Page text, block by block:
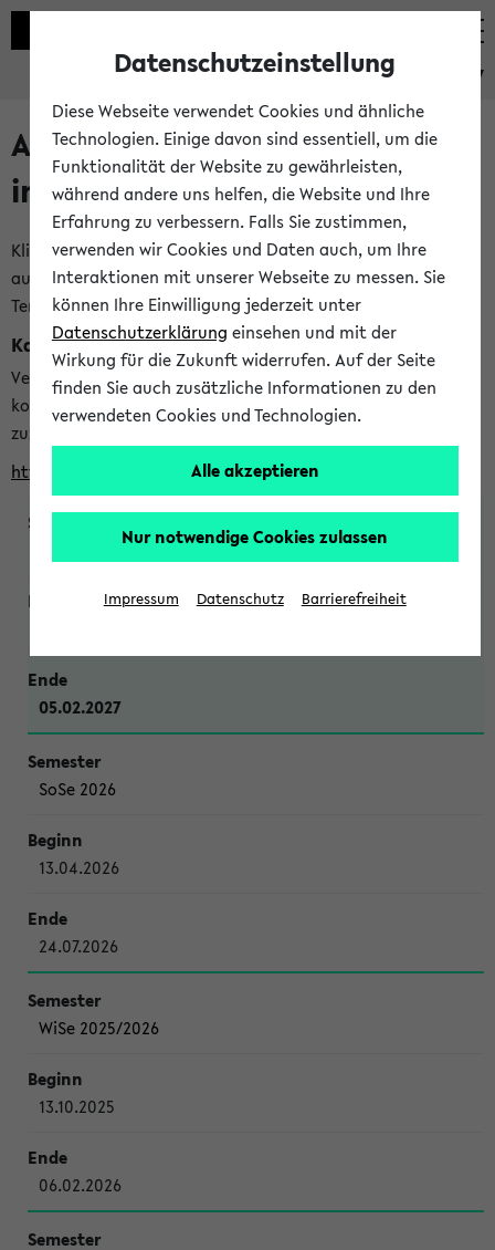
eKVV
Alle veröffentlichten Semester
im eKVV
Klicken Sie auf das Semester, welches Sie für Ihre Sitzung
auswählen möchten. Bitte beachten Sie auch die weiteren
Termine imKalender der Lehrplanung
Kalenderintegration
Verwenden Sie die folgende Adresse, um mit einer
kompatiblen Kalenderanwendung auf die Vorlesungszeiten
zuzugreifen (nähere Informationen
finden Sie hier
https://ekvv.uni-bielefeld.de/ws/calendar?vz
WiSe 2026/2027
05.02.2027
SoSe 2026
13.04.2026
24.07.2026
WiSe 2025/2026
13.10.2025
06.02.2026
Datenschutzeinstellung
Diese Webseite verwendet Cookies und ähnliche
Technologien. Einige davon sind essentiell, um die
Funktionalität der Website zu gewährleisten,
während andere uns helfen, die Website und Ihre
Erfahrung zu verbessern. Falls Sie zustimmen,
verwenden wir Cookies und Daten auch, um Ihre
Interaktionen mit unserer Webseite zu messen. Sie
können Ihre Einwilligung jederzeit unter
Datenschutzerklärung einsehen und mit der
Wirkung für die Zukunft widerrufen. Auf der Seite
finden Sie auch zusätzliche Informationen zu den
verwendeten Cookies und Technologien.
Alle akzeptieren
Nur notwendige Cookies zulassen
Impressum Datenschutz Barrierefreiheit